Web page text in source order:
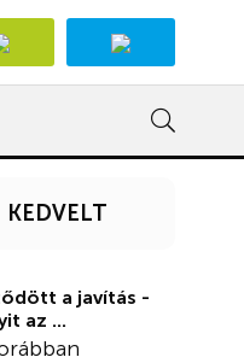
KEDVELT
a javítás -
az ...